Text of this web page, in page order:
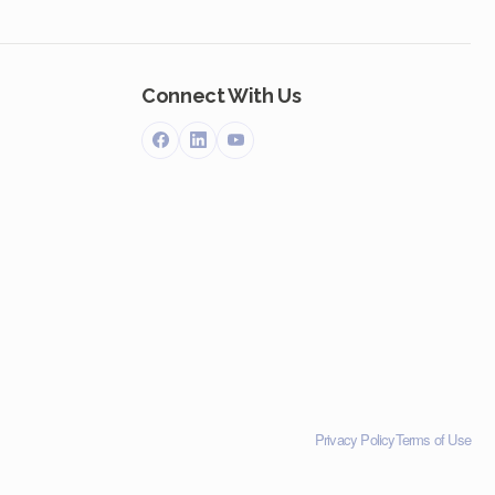
Connect With Us
Privacy PolicyTerms of Use